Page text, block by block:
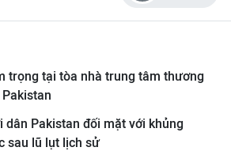
trọng tại tòa nhà trung tâm thương
dân Pakistan đối mặt với khủng
sau lũ lụt lịch sử